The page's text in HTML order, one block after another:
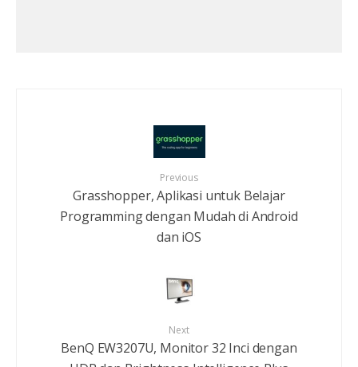
Previous
Grasshopper, Aplikasi untuk Belajar
Programming dengan Mudah di Android
dan iOS
Next
BenQ EW3207U, Monitor 32 Inci dengan